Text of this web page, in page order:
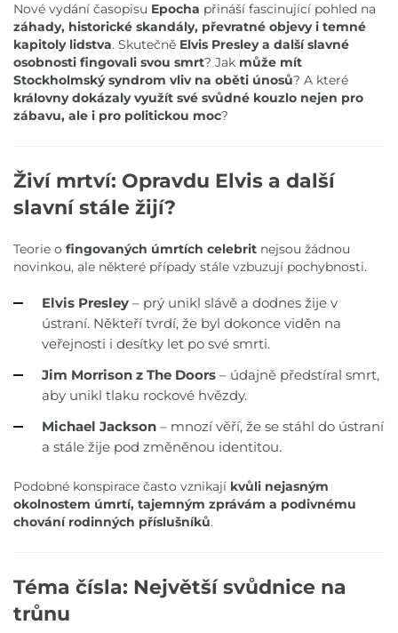
Nové vydání časopisu Epocha přináší fascinující pohled na
záhady, historické skandály, převratné objevy i temné
kapitoly lidstva. Skutečně Elvis Presley a další slavné
osobnosti fingovali svou smrt? Jak může mít
Stockholmský syndrom vliv na oběti únosů? A které
královny dokázaly využít své svůdné kouzlo nejen pro
zábavu, ale i pro politickou moc?
Živí mrtví: Opravdu Elvis a další
slavní stále žijí?
Teorie o fingovaných úmrtích celebrit nejsou žádnou
novinkou, ale některé případy stále vzbuzují pochybnosti.
Elvis Presley – prý unikl slávě a dodnes žije v
ústraní. Někteří tvrdí, že byl dokonce viděn na
veřejnosti i desítky let po své smrti.
Jim Morrison z The Doors – údajně předstíral smrt,
aby unikl tlaku rockové hvězdy.
Michael Jackson – mnozí věří, že se stáhl do ústraní
a stále žije pod změněnou identitou.
Podobné konspirace často vznikají kvůli nejasným
okolnostem úmrtí, tajemným zprávám a podivnému
chování rodinných příslušníků.
Téma čísla: Největší svůdnice na
trůnu